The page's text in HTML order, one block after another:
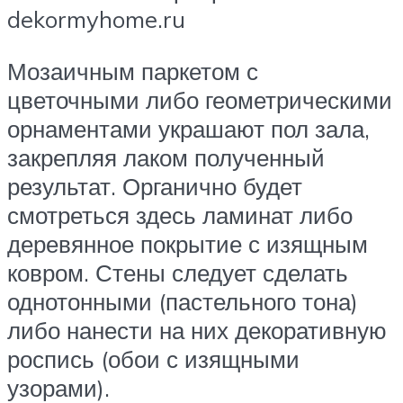
dekormyhome.ru
Мозаичным паркетом с
цветочными либо геометрическими
орнаментами украшают пол зала,
закрепляя лаком полученный
результат. Органично будет
смотреться здесь ламинат либо
деревянное покрытие с изящным
ковром. Стены следует сделать
однотонными (пастельного тона)
либо нанести на них декоративную
роспись (обои с изящными
узорами).